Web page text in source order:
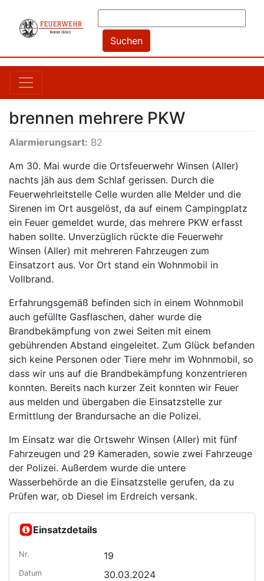
brennen mehrere PKW
Alarmierungsart: B2
Am 30. Mai wurde die Ortsfeuerwehr Winsen (Aller)
nachts jäh aus dem Schlaf gerissen. Durch die
Feuerwehrleitstelle Celle wurden alle Melder und die
Sirenen im Ort ausgelöst, da auf einem Campingplatz
ein Feuer gemeldet wurde, das mehrere PKW erfasst
haben sollte. Unverzüglich rückte die Feuerwehr
Winsen (Aller) mit mehreren Fahrzeugen zum
Einsatzort aus. Vor Ort stand ein Wohnmobil in
Vollbrand.
Erfahrungsgemäß befinden sich in einem Wohnmobil
auch gefüllte Gasflaschen, daher wurde die
Brandbekämpfung von zwei Seiten mit einem
gebührenden Abstand eingeleitet. Zum Glück befanden
sich keine Personen oder Tiere mehr im Wohnmobil, so
dass wir uns auf die Brandbekämpfung konzentrieren
konnten. Bereits nach kurzer Zeit konnten wir Feuer
aus melden und übergaben die Einsatzstelle zur
Ermittlung der Brandursache an die Polizei.
Im Einsatz war die Ortswehr Winsen (Aller) mit fünf
Fahrzeugen und 29 Kameraden, sowie zwei Fahrzeuge
der Polizei. Außerdem wurde die untere
Wasserbehörde an die Einsatzstelle gerufen, da zu
Prüfen war, ob Diesel im Erdreich versank.
Einsatzdetails
Nr. 19
Datum 30.03.2024